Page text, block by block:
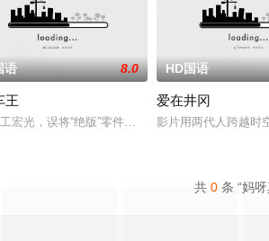
（奥利维亚·王尔德 Oli
确的恋爱观生活观的必要性，鞭挞了追金，虚荣
语 8.0
王
宏光，误将“绝版”零件遗落盲女薛薇薇家中，为
HD国语
爱在井冈
影片用两代人跨越时
共 0 条 “妈